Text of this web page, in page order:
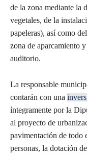
de la zona mediante la
vegetales, de la
papeleras), así como del
zona de aparcamiento
auditorio.
La responsable
contarán con una
íntegramente por la
al proyecto de
pavimentación de todo
personas, la dotación